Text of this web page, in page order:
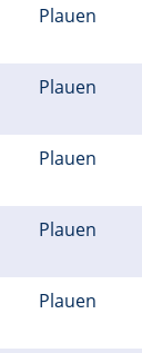
Plauen
Plauen
Plauen
Plauen
Plauen